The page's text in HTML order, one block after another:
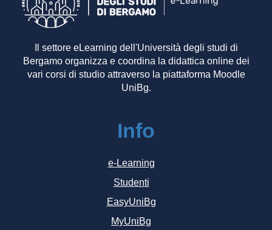
Il settore eLearning dell'Università degli studi di
Bergamo organizza e coordina la didattica online dei
vari corsi di studio attraverso la piattaforma Moodle
UniBg.
Info
e-Learning
Studenti
EasyUniBg
MyUniBg